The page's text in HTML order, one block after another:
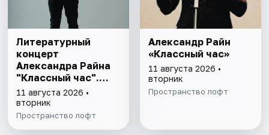
Литературный
концерт
Александра Райна
"Классный час".
Пятигорск
11 августа 2026 •
вторник
Пространство лофт
Александр Райн
«Классный час»
11 августа 2026 •
вторник
Пространство лофт